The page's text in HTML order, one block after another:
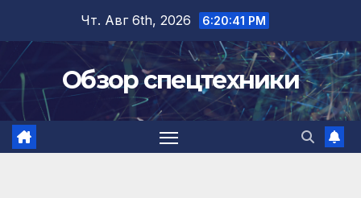
содержимому
Чт. Авг 6th, 2026 6:20:42 PM
Обзор спецтехники